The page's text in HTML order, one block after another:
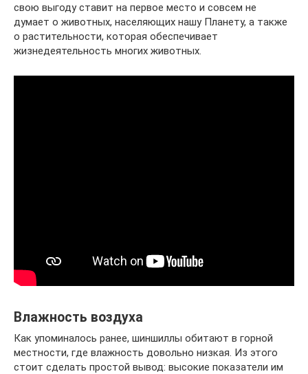
свою выгоду ставит на первое место и совсем не
думает о животных, населяющих нашу Планету, а также
о растительности, которая обеспечивает
жизнедеятельность многих животных.
Влажность воздуха
Как упоминалось ранее, шиншиллы обитают в горной
местности, где влажность довольно низкая. Из этого
стоит сделать простой вывод: высокие показатели им